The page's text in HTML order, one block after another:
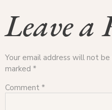
Leave a
Your email address will not be
marked *
Comment *